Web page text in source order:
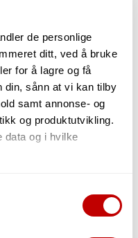
de personlige
ditt, ved å bruke
for å lagre og få
din, sånn at vi kan tilby
samt annonse- og
og produktutvikling.
data og i hvilke
geografiske